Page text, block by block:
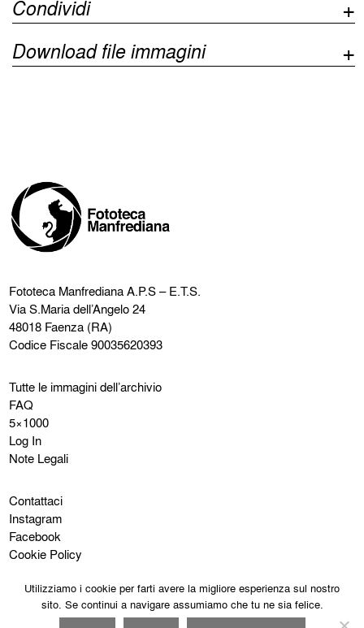
Condividi
Download file immagini
Fototeca ManfredianaA.P.S – E.T.S.
Via S.Maria dell’Angelo 24
48018 Faenza (RA)
Codice Fiscale 90035620393
Tutte le immagini dell’archivio
FAQ
5×1000
Log In
Note Legali
Contattaci
Instagram
Facebook
Cookie Policy
Utilizziamo i cookie per farti avere la migliore esperienza sul nostro
sito. Se continui a navigare assumiamo che tu ne sia felice.